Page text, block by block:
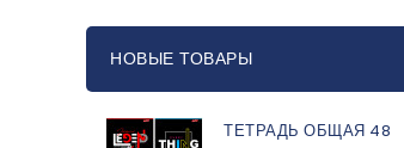
НОВЫЕ ТОВАРЫ
ТЕТРАДЬ ОБЩАЯ 48